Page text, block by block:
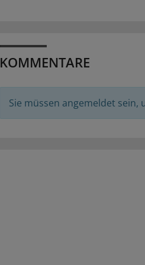
KOMMENTARE
Sie müssen angemeldet